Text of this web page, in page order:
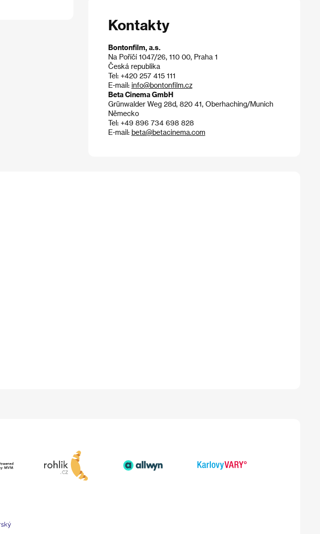
Kontakty
Bontonfilm, a.s.
Na Poříčí 1047/26, 110 00, Praha 1
Česká republika
Tel: +420 257 415 111
E-mail: info@bontonfilm.cz
Beta Cinema GmbH
Grünwalder Weg 28d, 820 41, Oberhaching/Munich
Německo
Tel: +49 896 734 698 828
E-mail: beta@betacinema.com